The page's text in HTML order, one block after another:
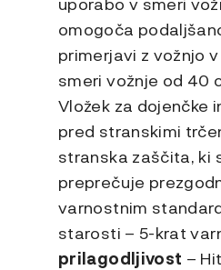
omogoča
primerjavi z vožnjo
smeri vožnje od 40
Vložek za dojenčke
pred stranskimi
stranska zaščita, ki
preprečuje
varnostnim
starosti – 5-krat
prilagodljivost –